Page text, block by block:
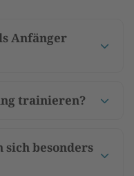
Anfänger
trainieren?
sich besonders